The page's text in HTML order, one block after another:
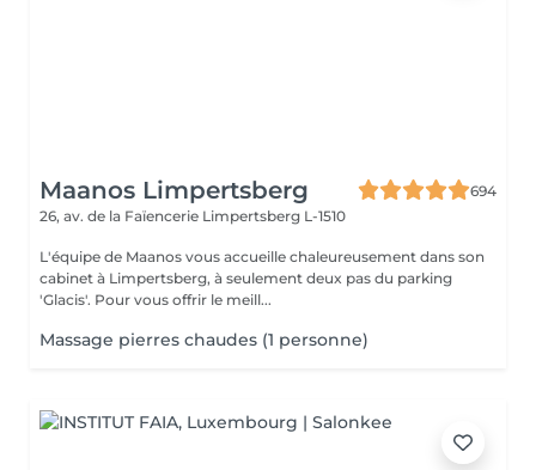
Maanos Limpertsberg
694
26, av. de la Faïencerie Limpertsberg L-1510
L'équipe de Maanos vous accueille chaleureusement dans son
cabinet à Limpertsberg, à seulement deux pas du parking
'Glacis'. Pour vous offrir le meill...
Massage pierres chaudes (1 personne)